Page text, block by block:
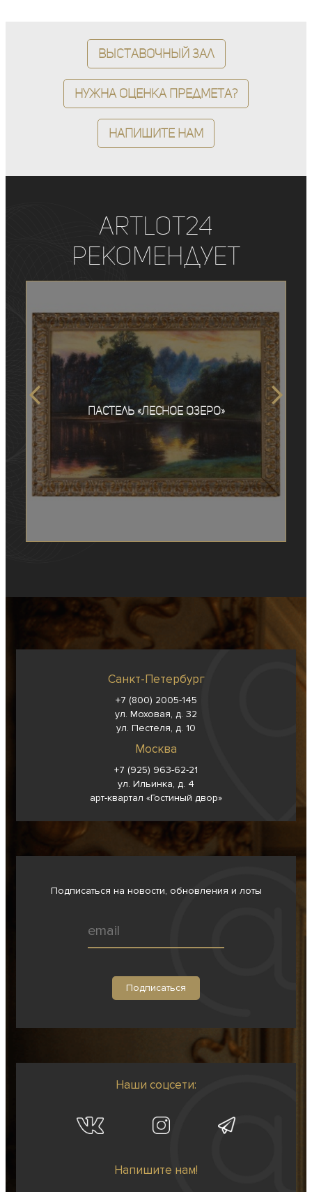
Выставочный зал
Нужна оценка предмета?
Напишите нам
ArtLot24
рекомендует
Пастель «Лесное озеро»
Санкт-Петербург
+7 (800) 2005-145
ул. Моховая, д. 32
ул. Пестеля, д. 10
Москва
+7 (925) 963-62-21
ул. Ильинка, д. 4
арт-квартал «Гостиный двор»
Подписаться на новости, обновления и лоты
Наши соцсети:
Напишите нам!